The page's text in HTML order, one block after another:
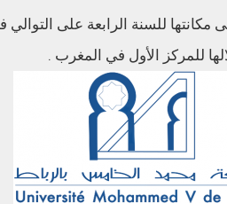
للسنة الرابعة على